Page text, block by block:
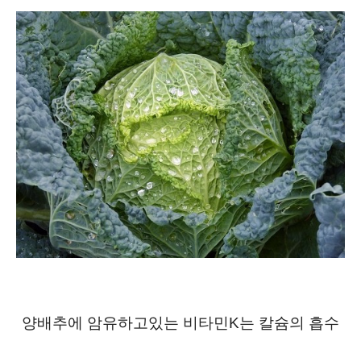
양배추에 암유하고있는 비타민K는 칼슘의 흡수